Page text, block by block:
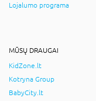
Lojalumo programa
MŪSŲ DRAUGAI
KidZone.lt
Kotryna Group
BabyCity.lt